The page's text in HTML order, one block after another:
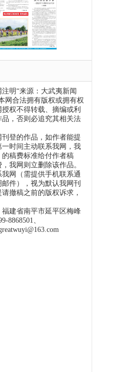
明“来源：大武夷新闻
网合法拥有版权或拥有权
权不得转载、摘编或利
，否则必追究其相关法
登的作品，如作者能提
时间主动联系我网，我
稿费标准给付作者稿
我网则立删除该作品。
网（需提供手机联系通
件），视为默认我网刊
撤稿之前的版权诉求，
建省南平市延平区梅峰
8868501、